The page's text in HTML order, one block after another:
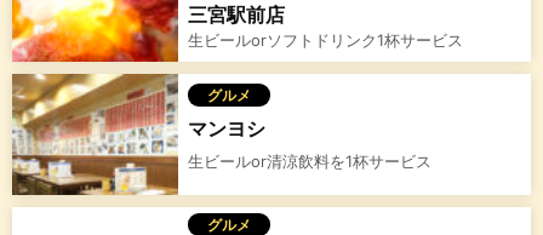
三宮駅前店
生ビールorソフトドリンク1杯サービス
グルメ
マンヨシ
生ビールor清涼飲料を1杯サービス
グルメ